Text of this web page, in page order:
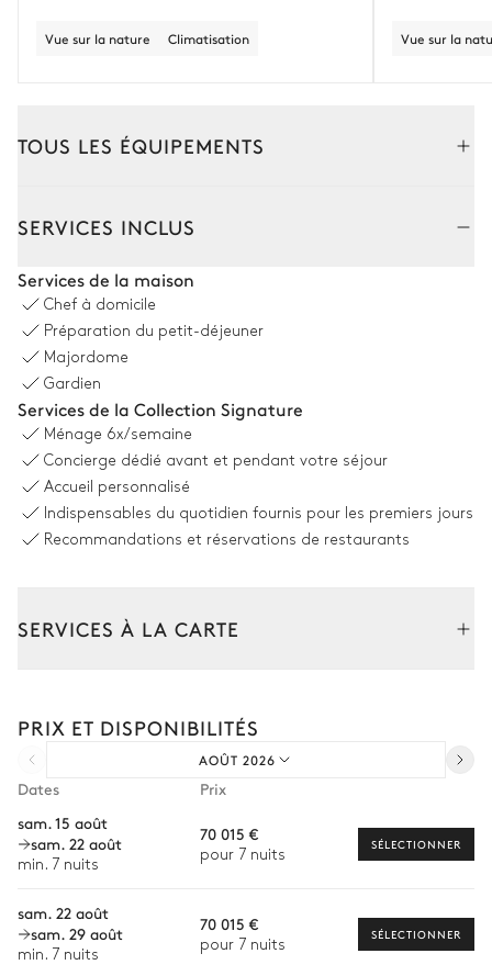
Vue sur la nature Climatisation Vue sur la
TOUS LES ÉQUIPEMENTS
Piscine
Chauffable · Au sel
Dimensions : L = 19m, l = 6m
Cuisine extérieure - bar - espace dinatoire
Table
25 places
Îlot central
Congélateur
Terrain de football
Avec pelouse
SERVICES INCLUS
Services de la maison
Chef à domicile
Préparation du petit-déjeuner
Majordome
Gardien
Services de la Collection Signature
Ménage 6x/semaine
Concierge dédié avant et pendant votre séjour
Accueil personnalisé
Indispensables du quotidien fournis pour les premiers jours
Recommandations et réservations de restaurants
SERVICES À LA CARTE
Transfert à l'arrivée et au départ
Courses livrées avant l'arrivée
Personnel de maison supplémentaire
Babysitter
Location de vélo
PRIX ET DISPONIBILITÉS
AOÛT 2026
Dates
Prix
sam. 15 août
sam. 22 août
min. 7 nuits
70 015 €
pour 7 nuits
SÉLECTIONNER
sam. 22 août
sam. 29 août
min. 7 nuits
70 015 €
pour 7 nuits
SÉLECTIONNER